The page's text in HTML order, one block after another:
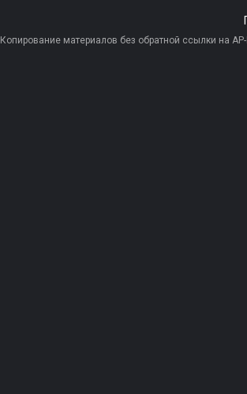
Копирование материалов без обратной ссылки на